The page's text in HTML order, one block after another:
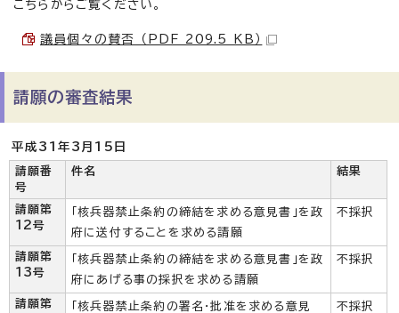
こちらからご覧ください。
議員個々の賛否 （PDF 209.5 KB）
請願の審査結果
平成31年3月15日
請願番
号
件名 結果
請願第
12号
「核兵器禁止条約の締結を求める意見書」を政
府に送付することを求める請願
不採択
請願第
13号
「核兵器禁止条約の締結を求める意見書」を政
府にあげる事の採択を求める請願
不採択
請願第
「核兵器禁止条約の署名・批准を求める意見
不採択